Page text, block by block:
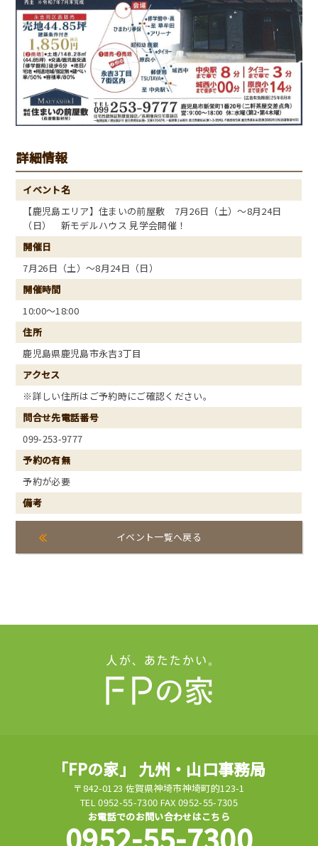
詳細情報
イベント名
【鹿児島エリア】住まいの前屋敷 7月26日（土）～8月24日
（日） 新モデルハウス 見学会開催！
開催日
7月26日（土）～8月24日（日）
開催時間
10:00～18:00
住所
鹿児島県鹿児島市永吉3丁目
アクセス
※詳しい住所はご予約時にご確認ください。
問合せ先電話番号
099-253-9777
予約の有無
予約が必要
備考
イベント一覧へ戻る
「FPの家」 九州・山口事務局
〒842-0123 佐賀県神埼市神埼町的123-1
TEL 0952-55-7300 FAX 0952-55-7305
お電話でのお問い合わせはこちら